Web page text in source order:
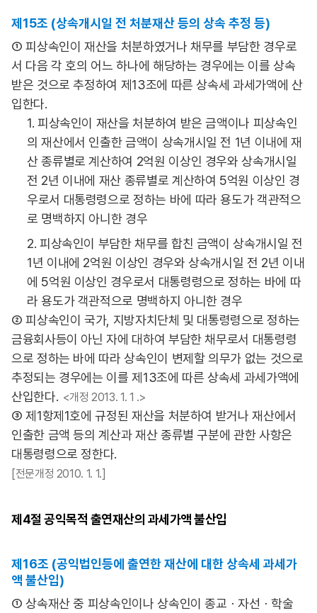
제15조 (상속개시일 전 처분재산 등의 상속 추정 등)
① 피상속인이 재산을 처분하였거나 채무를 부담한 경우로
서 다음 각 호의 어느 하나에 해당하는 경우에는 이를 상속
받은 것으로 추정하여 제13조에 따른 상속세 과세가액에 산
입한다.
1. 피상속인이 재산을 처분하여 받은 금액이나 피상속인
의 재산에서 인출한 금액이 상속개시일 전 1년 이내에 재
산 종류별로 계산하여 2억원 이상인 경우와 상속개시일
전 2년 이내에 재산 종류별로 계산하여 5억원 이상인 경
우로서 대통령령으로 정하는 바에 따라 용도가 객관적으
로 명백하지 아니한 경우
2. 피상속인이 부담한 채무를 합친 금액이 상속개시일 전
1년 이내에 2억원 이상인 경우와 상속개시일 전 2년 이내
에 5억원 이상인 경우로서 대통령령으로 정하는 바에 따
라 용도가 객관적으로 명백하지 아니한 경우
② 피상속인이 국가, 지방자치단체 및 대통령령으로 정하는
금융회사등이 아닌 자에 대하여 부담한 채무로서 대통령령
으로 정하는 바에 따라 상속인이 변제할 의무가 없는 것으로
추정되는 경우에는 이를 제13조에 따른 상속세 과세가액에
산입한다. <개정 2013. 1. 1 .>
③ 제1항제1호에 규정된 재산을 처분하여 받거나 재산에서
인출한 금액 등의 계산과 재산 종류별 구분에 관한 사항은
대통령령으로 정한다.
[전문개정 2010. 1. 1.]
제4절 공익목적 출연재산의 과세가액 불산입
제16조 (공익법인등에 출연한 재산에 대한 상속세 과세가
액 불산입)
① 상속재산 중 피상속인이나 상속인이 종교ㆍ자선ㆍ학술